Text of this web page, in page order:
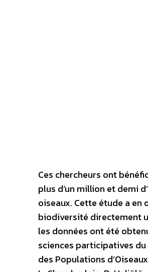
Ces chercheurs ont
plus d’un million et demi
oiseaux. Cette étude a
biodiversité directement
les données ont été
sciences participatives
des Populations